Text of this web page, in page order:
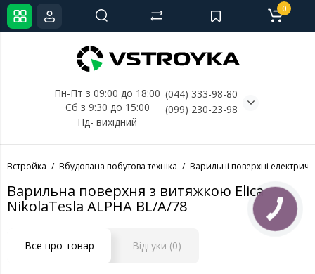
Пн-Пт з 09:00 до 18:00
Сб з 9:30 до 15:00
Нд- вихідний
(044) 333-98-80
(099) 230-23-98
0
Встройка Вбудована побутова техніка Варильні поверхні
Варильна поверхня з витяжкою Elica
NikolaTesla ALPHA BL/A/78
Все про товар Відгуки (0)
КНОПКА
СВЯЗИ